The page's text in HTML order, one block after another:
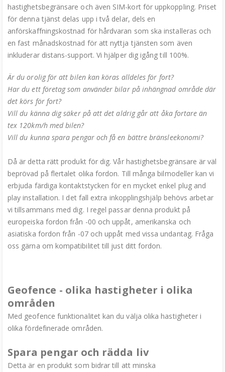
hastighetsbegränsare och även SIM-kort för uppkoppling. Priset
för denna tjänst delas upp i två delar, dels en
anförskaffningskostnad för hårdvaran som ska installeras och
en fast månadskostnad för att nyttja tjänsten som även
inkluderar distans-support. Vi hjälper dig igång till 100%.
Är du orolig för att bilen kan köras alldeles för fort?
Har du ett företag som använder bilar på inhängnad område där
det körs för fort?
Vill du känna dig säker på att det aldrig går att åka fortare än
tex 120km/h med bilen?
Vill du kunna spara pengar och få en bättre bränsleekonomi?
Då är detta rätt produkt för dig. Vår hastighetsbegränsare är väl
beprövad på flertalet olika fordon. Till många bilmodeller kan vi
erbjuda färdiga kontaktstycken för en mycket enkel plug and
play installation. I det fall extra inkopplingshjälp behövs arbetar
vi tillsammans med dig. I regel passar denna produkt på
europeiska fordon från -00 och uppåt, amerikanska och
asiatiska fordon från -07 och uppåt med vissa undantag. Fråga
oss gärna om kompatibilitet till just ditt fordon.
Geofence - olika hastigheter i olika
områden
Med geofence funktionalitet kan du välja olika hastigheter i
olika fördefinerade områden.
Spara pengar och rädda liv
Detta är en produkt som bidrar till att minska